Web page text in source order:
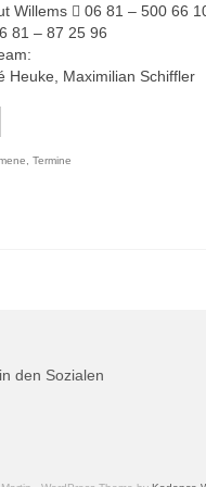
Willems  06 81 – 500 66
81 – 87 25 96
Heuke, Maximilian Schiffler
, Termine
den Sozialen